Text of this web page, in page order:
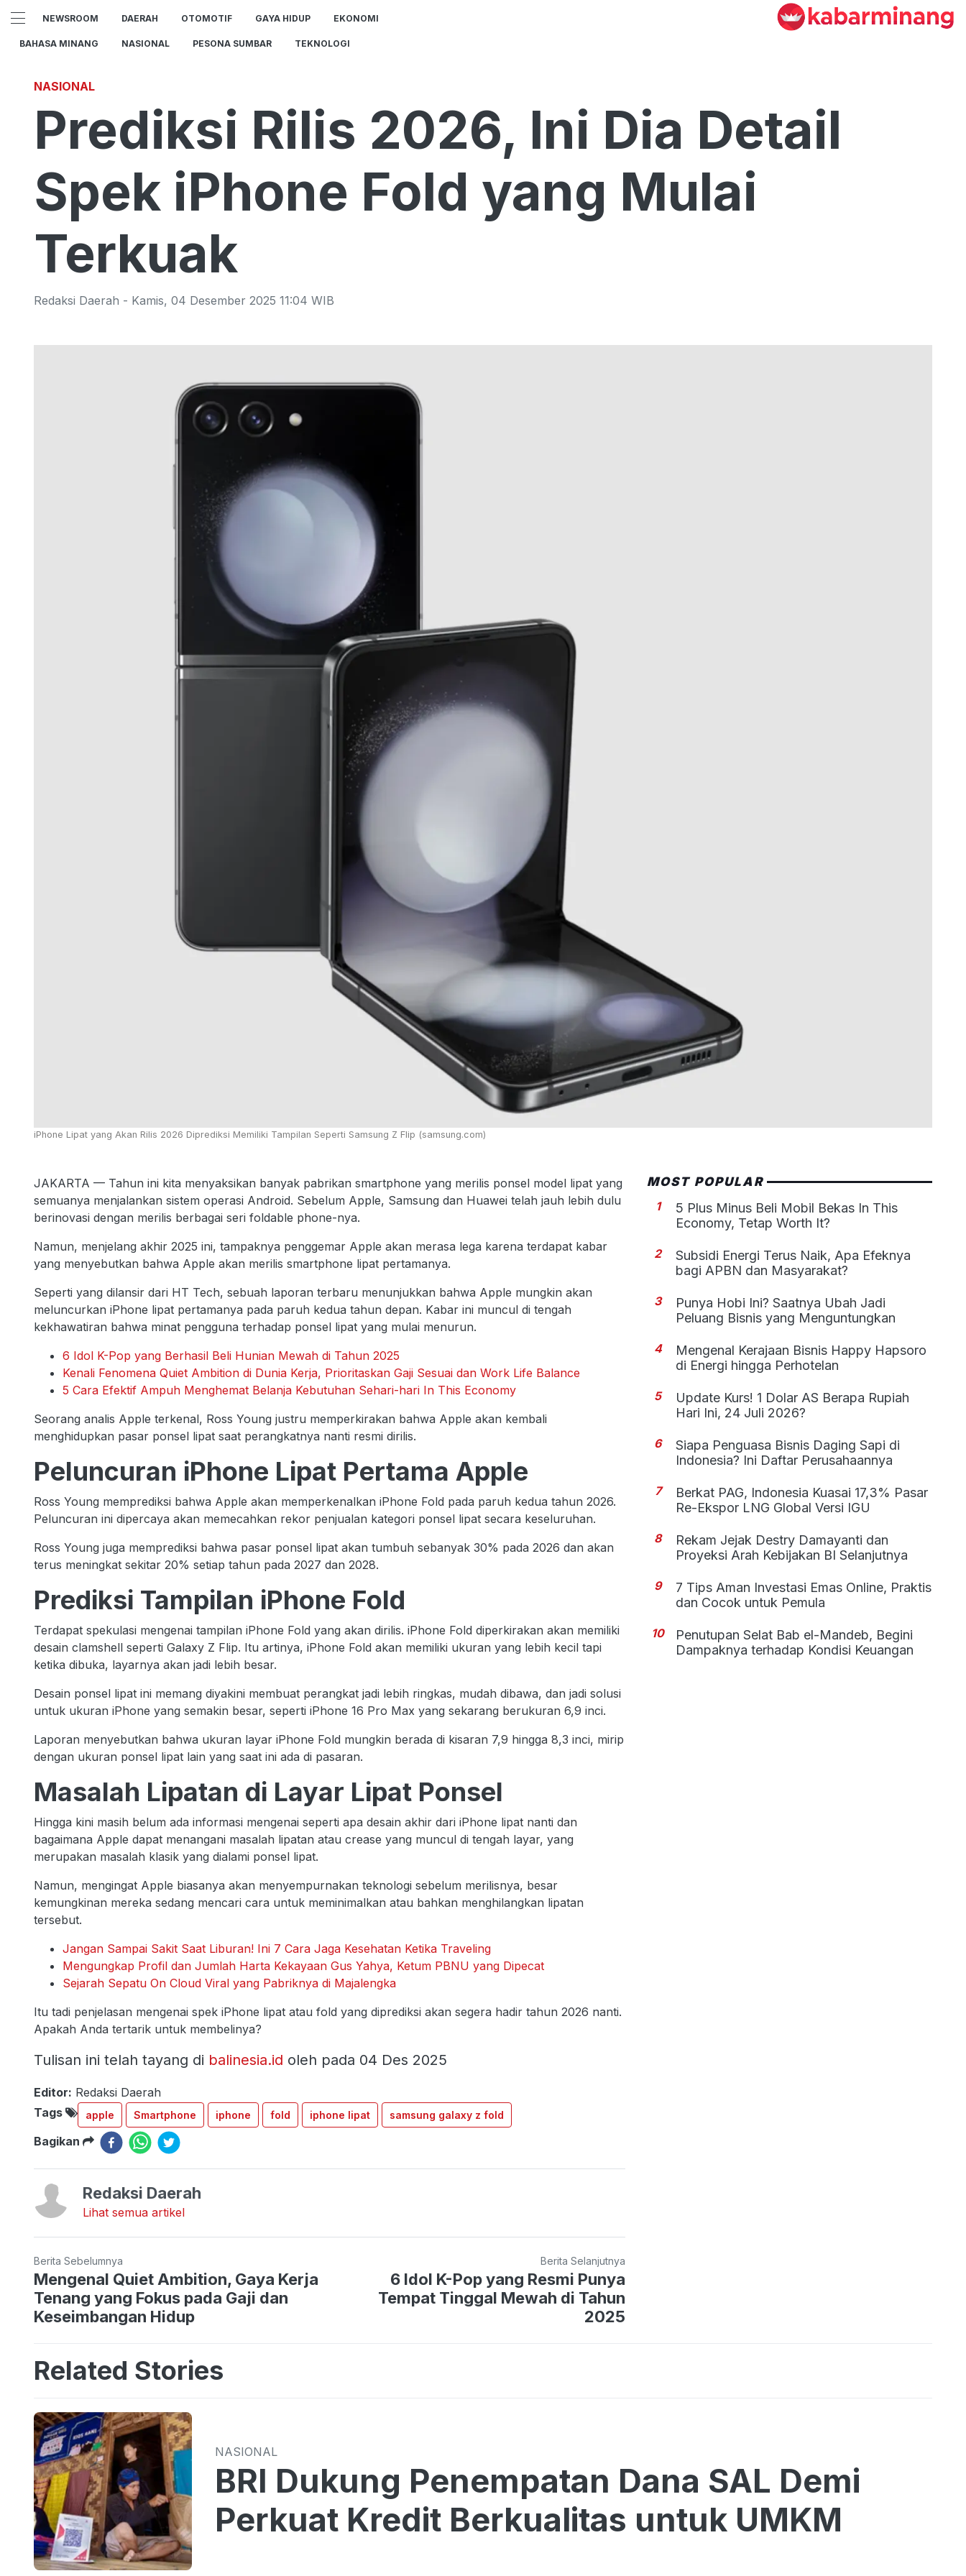
NEWSROOM DAERAH OTOMOTIF GAYA HIDUP EKONOMI
BAHASA MINANG NASIONAL PESONA SUMBAR TEKNOLOGI
NASIONAL
Prediksi Rilis 2026, Ini Dia Detail
Spek iPhone Fold yang Mulai
Terkuak
Redaksi Daerah - Kamis, 04 Desember 2025 11:04 WIB
iPhone Lipat yang Akan Rilis 2026 Diprediksi Memiliki Tampilan Seperti Samsung Z Flip (samsung.com)
JAKARTA — Tahun ini kita menyaksikan banyak pabrikan smartphone yang merilis ponsel model lipat yang
semuanya menjalankan sistem operasi Android. Sebelum Apple, Samsung dan Huawei telah jauh lebih dulu
berinovasi dengan merilis berbagai seri foldable phone-nya.
Namun, menjelang akhir 2025 ini, tampaknya penggemar Apple akan merasa lega karena terdapat kabar
yang menyebutkan bahwa Apple akan merilis smartphone lipat pertamanya.
Seperti yang dilansir dari HT Tech, sebuah laporan terbaru menunjukkan bahwa Apple mungkin akan
meluncurkan iPhone lipat pertamanya pada paruh kedua tahun depan. Kabar ini muncul di tengah
kekhawatiran bahwa minat pengguna terhadap ponsel lipat yang mulai menurun.
6 Idol K-Pop yang Berhasil Beli Hunian Mewah di Tahun 2025
Kenali Fenomena Quiet Ambition di Dunia Kerja, Prioritaskan Gaji Sesuai dan Work Life Balance
5 Cara Efektif Ampuh Menghemat Belanja Kebutuhan Sehari-hari In This Economy
Seorang analis Apple terkenal, Ross Young justru memperkirakan bahwa Apple akan kembali
menghidupkan pasar ponsel lipat saat perangkatnya nanti resmi dirilis.
Peluncuran iPhone Lipat Pertama Apple
Ross Young memprediksi bahwa Apple akan memperkenalkan iPhone Fold pada paruh kedua tahun 2026.
Peluncuran ini dipercaya akan memecahkan rekor penjualan kategori ponsel lipat secara keseluruhan.
Ross Young juga memprediksi bahwa pasar ponsel lipat akan tumbuh sebanyak 30% pada 2026 dan akan
terus meningkat sekitar 20% setiap tahun pada 2027 dan 2028.
Prediksi Tampilan iPhone Fold
Terdapat spekulasi mengenai tampilan iPhone Fold yang akan dirilis. iPhone Fold diperkirakan akan memiliki
desain clamshell seperti Galaxy Z Flip. Itu artinya, iPhone Fold akan memiliki ukuran yang lebih kecil tapi
ketika dibuka, layarnya akan jadi lebih besar.
Desain ponsel lipat ini memang diyakini membuat perangkat jadi lebih ringkas, mudah dibawa, dan jadi solusi
untuk ukuran iPhone yang semakin besar, seperti iPhone 16 Pro Max yang sekarang berukuran 6,9 inci.
Laporan menyebutkan bahwa ukuran layar iPhone Fold mungkin berada di kisaran 7,9 hingga 8,3 inci, mirip
dengan ukuran ponsel lipat lain yang saat ini ada di pasaran.
Masalah Lipatan di Layar Lipat Ponsel
Hingga kini masih belum ada informasi mengenai seperti apa desain akhir dari iPhone lipat nanti dan
bagaimana Apple dapat menangani masalah lipatan atau crease yang muncul di tengah layar, yang
merupakan masalah klasik yang dialami ponsel lipat.
Namun, mengingat Apple biasanya akan menyempurnakan teknologi sebelum merilisnya, besar
kemungkinan mereka sedang mencari cara untuk meminimalkan atau bahkan menghilangkan lipatan
tersebut.
Jangan Sampai Sakit Saat Liburan! Ini 7 Cara Jaga Kesehatan Ketika Traveling
Mengungkap Profil dan Jumlah Harta Kekayaan Gus Yahya, Ketum PBNU yang Dipecat
Sejarah Sepatu On Cloud Viral yang Pabriknya di Majalengka
Itu tadi penjelasan mengenai spek iPhone lipat atau fold yang diprediksi akan segera hadir tahun 2026 nanti.
Apakah Anda tertarik untuk membelinya?
Tulisan ini telah tayang di balinesia.id oleh pada 04 Des 2025
Editor: Redaksi Daerah
Tags
apple Smartphone iphone fold iphone lipat samsung galaxy z fold
Bagikan
Redaksi Daerah
Lihat semua artikel
Berita Sebelumnya
Mengenal Quiet Ambition, Gaya Kerja
Tenang yang Fokus pada Gaji dan
Keseimbangan Hidup
Berita Selanjutnya
6 Idol K-Pop yang Resmi Punya
Tempat Tinggal Mewah di Tahun
2025
MOST POPULAR
1
5 Plus Minus Beli Mobil Bekas In This
Economy, Tetap Worth It?
2
Subsidi Energi Terus Naik, Apa Efeknya
bagi APBN dan Masyarakat?
3
Punya Hobi Ini? Saatnya Ubah Jadi
Peluang Bisnis yang Menguntungkan
4
Mengenal Kerajaan Bisnis Happy Hapsoro
di Energi hingga Perhotelan
5
Update Kurs! 1 Dolar AS Berapa Rupiah
Hari Ini, 24 Juli 2026?
6
Siapa Penguasa Bisnis Daging Sapi di
Indonesia? Ini Daftar Perusahaannya
7
Berkat PAG, Indonesia Kuasai 17,3% Pasar
Re-Ekspor LNG Global Versi IGU
8
Rekam Jejak Destry Damayanti dan
Proyeksi Arah Kebijakan BI Selanjutnya
9
7 Tips Aman Investasi Emas Online, Praktis
dan Cocok untuk Pemula
10
Penutupan Selat Bab el-Mandeb, Begini
Dampaknya terhadap Kondisi Keuangan
Related Stories
NASIONAL
BRI Dukung Penempatan Dana SAL Demi
Perkuat Kredit Berkualitas untuk UMKM